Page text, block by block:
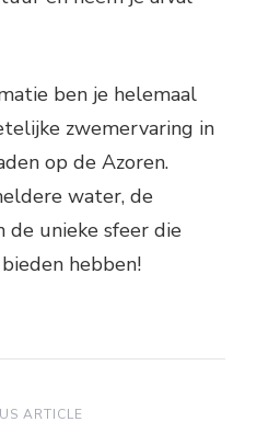
ben je helemaal
zwemervaring in
op de Azoren.
water, de
de unieke sfeer die
hebben!
ARTICLE